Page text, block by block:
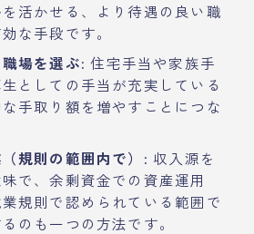
活かせる、より待遇の良い職
な手段です。
場を選ぶ: 住宅手当や家族手
としての手当が充実している
手取り額を増やすことにつな
規則の範囲内で）: 収入源を
で、余剰資金での資産運用
規則で認められている範囲で
のも一つの方法です。